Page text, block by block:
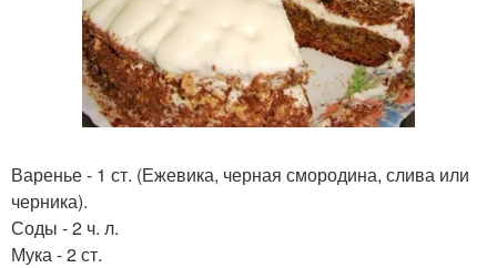
Варенье - 1 ст. (Ежевика, черная смородина, слива или
черника).
Соды - 2 ч. л.
Мука - 2 ст.